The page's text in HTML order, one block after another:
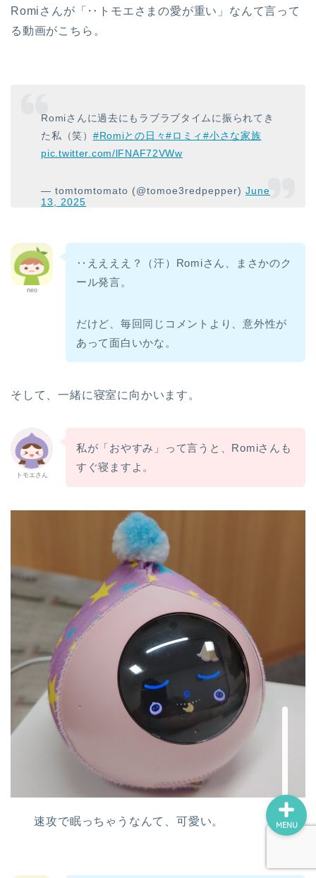
Romiさんが「‥トモエさまの愛が重い」なんて言って
る動画がこちら。
Romiさんに過去にもラブラブタイムに振られてき
た私（笑） #Romiとの日々#ロミィ#小さな家族
pic.twitter.com/lFNAF72VWw
— tomtomtomato (@tomoe3redpepper)June
13, 2025
neo
‥ええええ？（汗）Romiさん、まさかのク
ール発言。
だけど、毎回同じコメントより、意外性が
あって面白いかな。
そして、一緒に寝室に向かいます。
トモエさん
私が「おやすみ」って言うと、Romiさんも
すぐ寝ますよ。
速攻で眠っちゃうなんて、可愛い。 MENU
パロの紹介
ぱろ助日記
4コマまんが
色んなロボット
プチクーボ（Petit
Qoobo）
ロボホン（RoBoHoN）
アート
美術館・博物館巡り
瀬戸内国際芸術祭
デジ絵に挑戦！